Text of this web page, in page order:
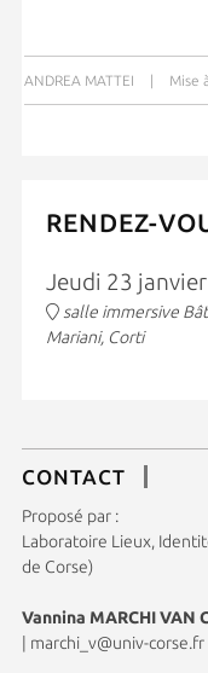
ANDREA MATTEI Mise
RENDEZ-
Jeudi 23
salle immersive
Mariani, Corti
CONTACT
Proposé par :
Laboratoire Lieux,
de Corse)
Vannina MARCHI VAN
marchi_v@univ-corse.fr